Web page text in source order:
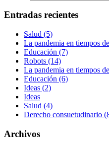
Entradas recientes
Salud (5)
La pandemia en tiempos
Educación (7)
Robots (14)
La pandemia en tiempos
Educación (6)
Ideas (2)
Ideas
Salud (4)
Derecho consuetudinario
Archivos